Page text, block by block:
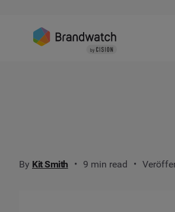
By Kit Smith 9 min read